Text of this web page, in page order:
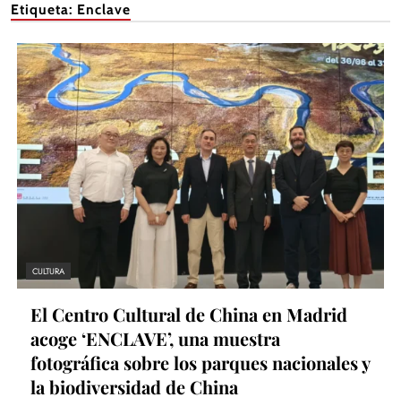
Etiqueta: Enclave
CULTURA
El Centro Cultural de China en Madrid
acoge ‘ENCLAVE’, una muestra
fotográfica sobre los parques nacionales y
la biodiversidad de China